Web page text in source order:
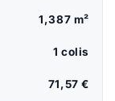
1,387 m²
1 colis
71,57 €